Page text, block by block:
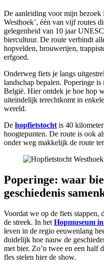
De aanleiding voor mijn bezoek
Westhoek’, één van vijf routes
gelegenheid van 10 jaar
biercultuur. De route verbindt
hopvelden, brouwerijen,
erfgoed.
Onderweg fiets je langs
landschap bepalen. Poperinge
België. Hier ontdek je hoe hop
uiteindelijk terechtkomt in
wereld.
De hopfietstocht is 40
hoogtepunten. De route is ook
onder weg makkelijk de route
Poperinge: waar
geschiedenis
Voordat we op de fiets stappen,
de streek. In het Hopmuseum
leven in de regio eeuwenlang
duidelijk hoe nauw de
met bier. Zo’n twee en een half
fles stelen hier de show.